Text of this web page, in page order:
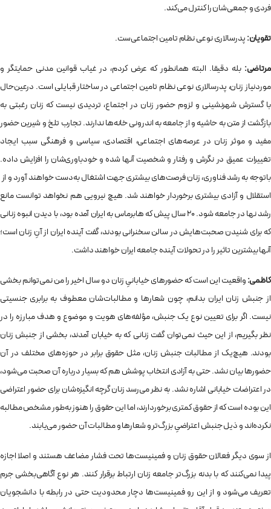
فردی و جمعی‌شان را کنترل می‌کند.
تقویان:پدرسالاری نوعی نظام تامین اجتماعی‌ست.
مرتاضی: بله دقیقا. البته همانطور که عرض کردم، در غیاب قوانین مدنی حمایتگر و
موردنیاز زنان، پدرسالاری نوعی نظام تامین اجتماعی در ساختار قبایلی است. درعین‌حال
با گسترش شهرنشینی و لزوم حضور زنان در اجتماع، تردیدی نیست که زنان رغبتی به
بازگشت از متن به حاشیه و از جامعه به اندرونی خانه‌ها ندارند. تجارب تلخ و شیرین حضور
مفید و موثر زنان در عرصه‌های اجتماعی، اقتصادی، سیاسی و فرهنگی سبب ایجاد
تغییرات عمیق در نگرش و رفتار و شخصیت آنها شده و خودباوری‌شان را افزایش داده.
باتوجه به رشد فناوری، زنان فرصت‌های بیشتری جهت اشتغال به‌دست خواهند آورد و از
استقلال و آزادی بیشتری برخوردار خواهند شد. هیچ نیرویی هم نخواهد توانست مانع
رشد نها در جامعه شود. 20 سال پیش که هابرماس به ایران آمده بود، با دیدن انبوه زنانی
که برای شنیدن صحبت‌هایش در سالن سخنرانی بودند، ‌گفت آینده ایران از آنِ زنان است؛
آنها بیشترین تاثیر را در تحولات آینده جامعه ایران خواهند داشت.
کاظمی:واقعیت این است که حضورهای خیابانیِ زنان دو سال اخیر را من نمی‌توانم بخشی
از جنبش زنان ایران بدانم، چون شعارها و مطالبات‌شان معطوف به برابری جنسیتی
نیست. اگر برای تعیین نوع یک جنبش، مؤلفه‌های هویت و موضوع و هدف مبارزه را در
نظر بگیریم، از این حیث نمی‌توان گفت زنانی که به خیابان آمدند، بخشی از جنبش زنان
بودند. هیچ‌‌یک از مطالبات جنبش زنان، مثل حقوق برابر در حوزه‌های مختلف در آن
حضورها بیان نشد. حتی به آزادی انتخاب پوشش هم که بسیار درباره آن صحبت می‌شود،
در اعتراضات خیابانی اشاره نشد. به نظر می‌رسد زنان گرچه انگیزه‌شان برای حضور اعتراضی
این بوده است که از حقوق کمتری برخوردارند، اما این حقوق را هنوز به‌طور مشخص مطالبه
نکرده‌اند و ذیل جنبش اعتراضیِ بزرگ‌تر و شعارها و مطالبات آن حضور می‌یابند.
از سوی دیگر فعالان حقوق زنان و فمینیست‌ها تحت فشار مضاعف هستند و اصلا اجازه
پیدا نمی‌کنند که با بدنه بزرگ‌تر جامعه زنان ارتباط برقرار کنند. هر نوع آگاهی‌بخشی جرم
تعریف می‌شود و از این رو فمینیست‌ها دچار محدودیت حتی در رابطه با دانشجویان